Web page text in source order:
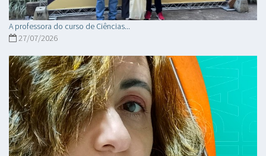
A professora do curso de Ciências...
27/07/2026